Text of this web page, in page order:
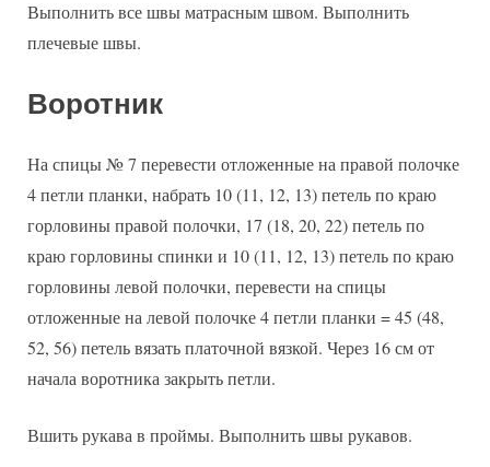
Выполнить все швы матрасным швом. Выполнить
плечевые швы.
Воротник
На спицы № 7 перевести отложенные на правой полочке
4 петли планки, набрать 10 (11, 12, 13) петель по краю
горловины правой полочки, 17 (18, 20, 22) петель по
краю горловины спинки и 10 (11, 12, 13) петель по краю
горловины левой полочки, перевести на спицы
отложенные на левой полочке 4 петли планки = 45 (48,
52, 56) петель вязать платочной вязкой. Через 16 см от
начала воротника закрыть петли.
Вшить рукава в проймы. Выполнить швы рукавов.